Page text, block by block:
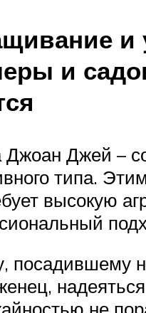
и
и
Джей –
типа.
высокую
посадившему